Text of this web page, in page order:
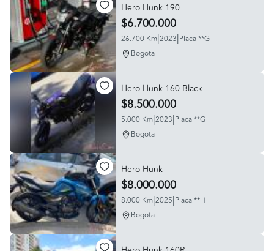
Hero Hunk 190
$6.700.000
26.700 Km|2023|Placa **G
Bogota
Hero Hunk 160 Black
$8.500.000
5.000 Km|2023|Placa **G
Bogota
Hero Hunk
$8.000.000
8.000 Km|2025|Placa **H
Bogota